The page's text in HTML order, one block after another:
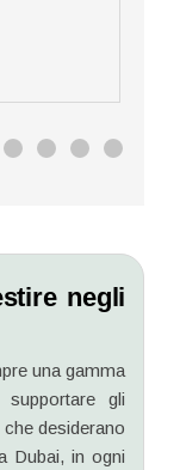
negli
una gamma
gli
desiderano
Dubai, in ogni